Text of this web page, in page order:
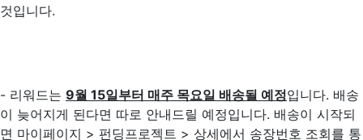
것입니다.
- 리워드는 9월 15일부터 매주 목요일 배송될 예정입니다. 배송
이 늦어지게 된다면 따로 안내드릴 예정입니다. 배송이 시작되
면 마이페이지 > 펀딩프로젝트 > 상세에서 송장번호 조회를 통